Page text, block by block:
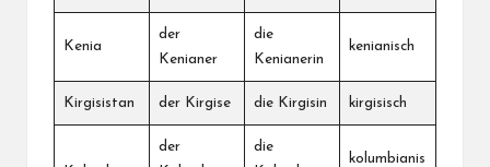
Kenia
der
Kenianer
die
Kenianerin
kenianisch
Kirgisistan der Kirgise die Kirgisin kirgisisch
der
die
kolumbianis